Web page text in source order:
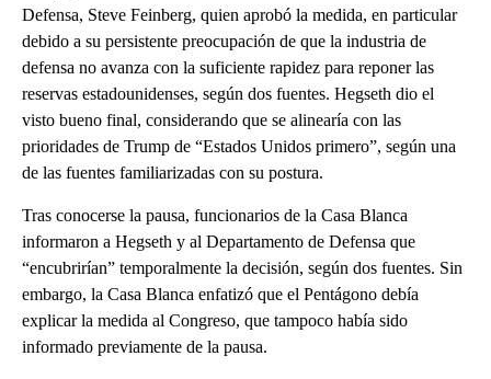
Defensa, Steve Feinberg, quien aprobó la medida, en particular
debido a su persistente preocupación de que la industria de
defensa no avanza con la suficiente rapidez para reponer las
reservas estadounidenses, según dos fuentes. Hegseth dio el
visto bueno final, considerando que se alinearía con las
prioridades de Trump de “Estados Unidos primero”, según una
de las fuentes familiarizadas con su postura.
Tras conocerse la pausa, funcionarios de la Casa Blanca
informaron a Hegseth y al Departamento de Defensa que
“encubrirían” temporalmente la decisión, según dos fuentes. Sin
embargo, la Casa Blanca enfatizó que el Pentágono debía
explicar la medida al Congreso, que tampoco había sido
informado previamente de la pausa.